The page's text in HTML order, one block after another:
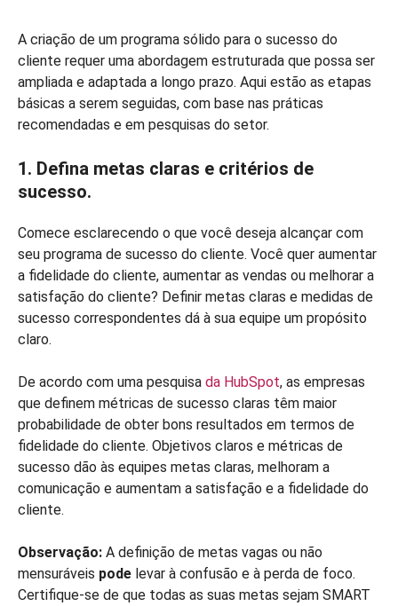
A criação de um programa sólido para o sucesso do
cliente requer uma abordagem estruturada que possa ser
ampliada e adaptada a longo prazo. Aqui estão as etapas
básicas a serem seguidas, com base nas práticas
recomendadas e em pesquisas do setor.
1. Defina metas claras e critérios de
sucesso.
Comece esclarecendo o que você deseja alcançar com
seu programa de sucesso do cliente. Você quer aumentar
a fidelidade do cliente, aumentar as vendas ou melhorar a
satisfação do cliente? Definir metas claras e medidas de
sucesso correspondentes dá à sua equipe um propósito
claro.
De acordo com uma pesquisa da HubSpot, as empresas
que definem métricas de sucesso claras têm maior
probabilidade de obter bons resultados em termos de
fidelidade do cliente. Objetivos claros e métricas de
sucesso dão às equipes metas claras, melhoram a
comunicação e aumentam a satisfação e a fidelidade do
cliente.
Observação: A definição de metas vagas ou não
mensuráveis pode levar à confusão e à perda de foco.
Certifique-se de que todas as suas metas sejam SMART